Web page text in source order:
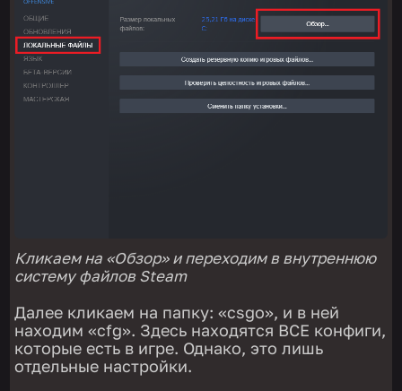
Кликаем на «Обзор» и переходим в внутреннюю
систему файлов Steam
Далее кликаем на папку: «csgo», и в ней
находим «cfg». Здесь находятся ВСЕ конфиги,
которые есть в игре. Однако, это лишь
отдельные настройки.